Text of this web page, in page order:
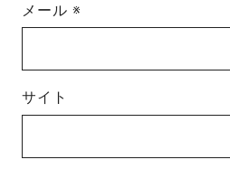
メール※
サイト